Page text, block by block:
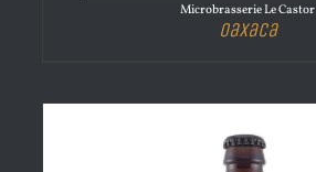
Microbrasserie Le Castor
Oaxaca